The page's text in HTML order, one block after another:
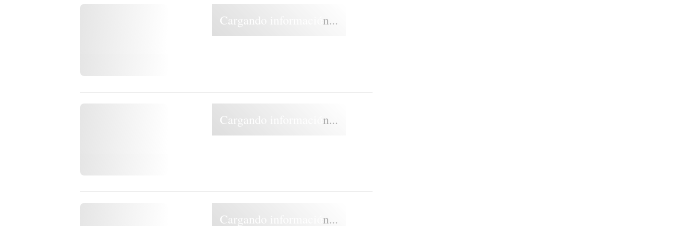
Cargando información...
Cargando información...
Cargando información...